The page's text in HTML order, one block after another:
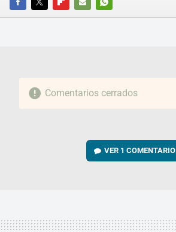
FACEBOOKTWITTERFLIPBOARD
E-
WHATSAPP
Comentarios cerrados
VER 1 COMENTARIO